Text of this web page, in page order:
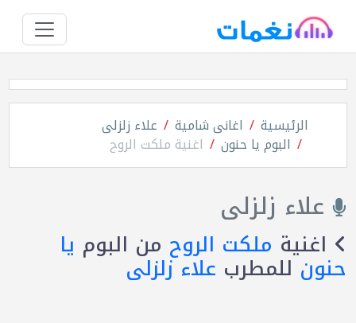
الرئيسية اغانى شامية علاء زلزلى
البوم يا حنون اغنية ملكت الروح
علاء زلزلى
اغنية ملكت الروح من البوم يا
حنون للمطرب علاء زلزلى